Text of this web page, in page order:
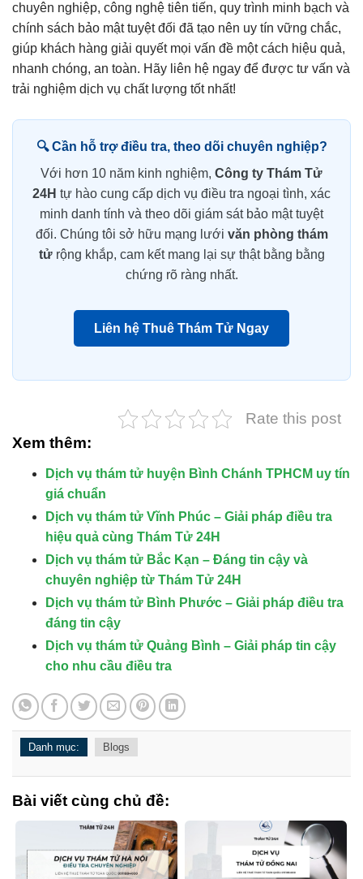
chuyên nghiệp, công nghệ tiên tiến, quy trình minh bạch và
chính sách bảo mật tuyệt đối đã tạo nên uy tín vững chắc,
giúp khách hàng giải quyết mọi vấn đề một cách hiệu quả,
nhanh chóng, an toàn. Hãy liên hệ ngay để được tư vấn và
trải nghiệm dịch vụ chất lượng tốt nhất!
🔍 Cần hỗ trợ điều tra, theo dõi chuyên nghiệp?
Với hơn 10 năm kinh nghiệm, Công ty Thám Tử
24H tự hào cung cấp dịch vụ điều tra ngoại tình, xác
minh danh tính và theo dõi giám sát bảo mật tuyệt
đối. Chúng tôi sở hữu mạng lưới văn phòng thám
tửrộng khắp, cam kết mang lại sự thật bằng bằng
chứng rõ ràng nhất.
Liên hệ Thuê Thám Tử Ngay
Rate this post
Xem thêm:
Dịch vụ thám tử huyện Bình Chánh TPHCM uy tín
giá chuẩn
Dịch vụ thám tử Vĩnh Phúc – Giải pháp điều tra
hiệu quả cùng Thám Tử 24H
Dịch vụ thám tử Bắc Kạn – Đáng tin cậy và
chuyên nghiệp từ Thám Tử 24H
Dịch vụ thám tử Bình Phước – Giải pháp điều tra
đáng tin cậy
Dịch vụ thám tử Quảng Bình – Giải pháp tin cậy
cho nhu cầu điều tra
Danh mục: Blogs
Bài viết cùng chủ đề: